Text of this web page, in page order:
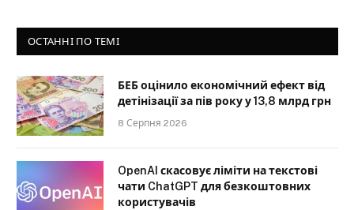
ОСТАННІ ПО ТЕМІ
БЕБ оцінило економічний ефект від
детінізації за пів року у 13,8 млрд грн
8 Серпня 2026
OpenAI скасовує ліміти на текстові
чати ChatGPT для безкоштовних
користувачів